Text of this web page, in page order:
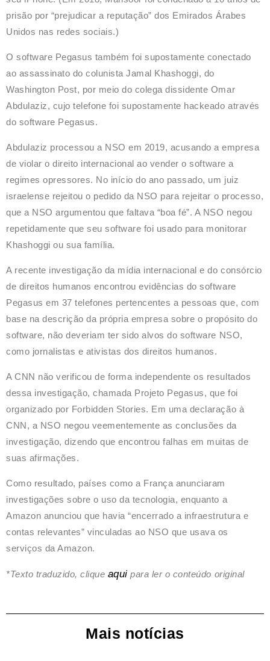
prisão por “prejudicar a reputação” dos Emirados Árabes
Unidos nas redes sociais.)
O software Pegasus também foi supostamente conectado
ao assassinato do colunista Jamal Khashoggi, do
Washington Post, por meio do colega dissidente Omar
Abdulaziz, cujo telefone foi supostamente hackeado através
do software Pegasus.
Abdulaziz processou a NSO em 2019, acusando a empresa
de violar o direito internacional ao vender o software a
regimes opressores. No início do ano passado, um juiz
israelense rejeitou o pedido da NSO para rejeitar o processo,
que a NSO argumentou que faltava “boa fé”. A NSO negou
repetidamente que seu software foi usado para monitorar
Khashoggi ou sua família.
A recente investigação da mídia internacional e do consórcio
de direitos humanos encontrou evidências do software
Pegasus em 37 telefones pertencentes a pessoas que, com
base na descrição da própria empresa sobre o propósito do
software, não deveriam ter sido alvos do software NSO,
como jornalistas e ativistas dos direitos humanos.
A CNN não verificou de forma independente os resultados
dessa investigação, chamada Projeto Pegasus, que foi
organizado por Forbidden Stories. Em uma declaração à
CNN, a NSO negou veementemente as conclusões da
investigação, dizendo que encontrou falhas em muitas de
suas afirmações.
Como resultado, países como a França anunciaram
investigações sobre o uso da tecnologia, enquanto a
Amazon anunciou que havia “encerrado a infraestrutura e
contas relevantes” vinculadas ao NSO que usava os
serviços da Amazon.
*Texto traduzido, clique aqui para ler o conteúdo original
Mais notícias